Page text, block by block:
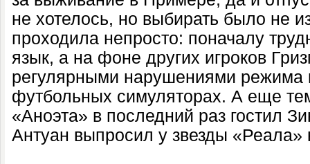
не хотелось, но выбирать было не
проходила непросто: поначалу
язык, а на фоне других игроков
регулярными нарушениями режима
футбольных симуляторах. А еще
«Аноэта» в последний раз гостил
Антуан выпросил у звезды